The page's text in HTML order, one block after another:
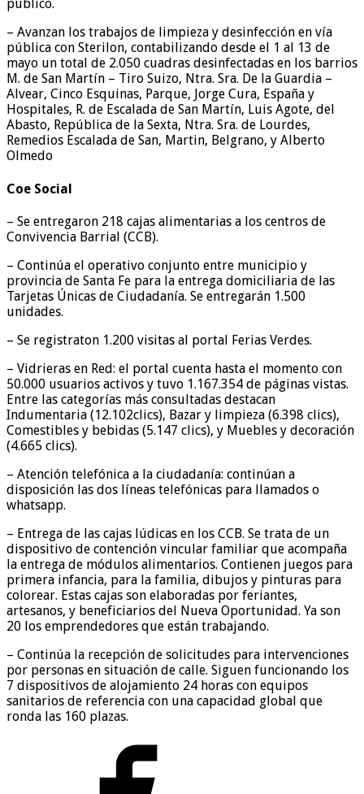
público.
– Avanzan los trabajos de limpieza y desinfección en vía
pública con Sterilon, contabilizando desde el 1 al 13 de
mayo un total de 2.050 cuadras desinfectadas en los barrios
M. de San Martín – Tiro Suizo, Ntra. Sra. De la Guardia –
Alvear, Cinco Esquinas, Parque, Jorge Cura, España y
Hospitales, R. de Escalada de San Martín, Luis Agote, del
Abasto, República de la Sexta, Ntra. Sra. de Lourdes,
Remedios Escalada de San, Martin, Belgrano, y Alberto
Olmedo
Coe Social
– Se entregaron 218 cajas alimentarias a los centros de
Convivencia Barrial (CCB).
– Continúa el operativo conjunto entre municipio y
provincia de Santa Fe para la entrega domiciliaria de las
Tarjetas Únicas de Ciudadanía. Se entregarán 1.500
unidades.
– Se registraton 1.200 visitas al portal Ferias Verdes.
– Vidrieras en Red: el portal cuenta hasta el momento con
50.000 usuarios activos y tuvo 1.167.354 de páginas vistas.
Entre las categorías más consultadas destacan
Indumentaria (12.102clics), Bazar y limpieza (6.398 clics),
Comestibles y bebidas (5.147 clics), y Muebles y decoración
(4.665 clics).
– Atención telefónica a la ciudadanía: continúan a
disposición las dos líneas telefónicas para llamados o
whatsapp.
– Entrega de las cajas lúdicas en los CCB. Se trata de un
dispositivo de contención vincular familiar que acompaña
la entrega de módulos alimentarios. Contienen juegos para
primera infancia, para la familia, dibujos y pinturas para
colorear. Estas cajas son elaboradas por feriantes,
artesanos, y beneficiarios del Nueva Oportunidad. Ya son
20 los emprendedores que están trabajando.
– Continúa la recepción de solicitudes para intervenciones
por personas en situación de calle. Siguen funcionando los
7 dispositivos de alojamiento 24 horas con equipos
sanitarios de referencia con una capacidad global que
ronda las 160 plazas.